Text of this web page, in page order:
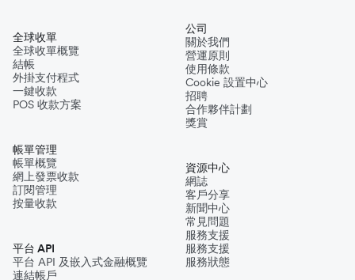
全球收單
全球收單概覽
結帳
外掛支付程式
一鍵收款
POS 收款方案
帳單管理
帳單概覽
網上發票收款
訂閱管理
按量收款
平台 API
平台 API 及嵌入式金融概覽
連結帳戶
公司
關於我們
營運原則
使用條款
Cookie 設置中心
招聘
合作夥伴計劃
獎賞
資源中心
網誌
客戶分享
新聞中心
常見問題
服務支援
服務支援
服務狀態